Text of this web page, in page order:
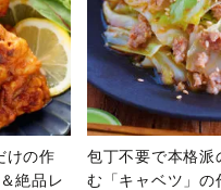
けの作
絶品レ
包丁不要で本格
む「キャベツ」の